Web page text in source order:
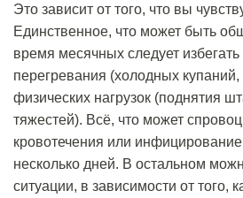
Это зависит от того, что вы
Единственное, что может быть
время месячных следует
перегревания (холодных
физических нагрузок (поднятия
тяжестей). Всё, что может
кровотечения или
несколько дней. В остальном
ситуации, в зависимости от того,